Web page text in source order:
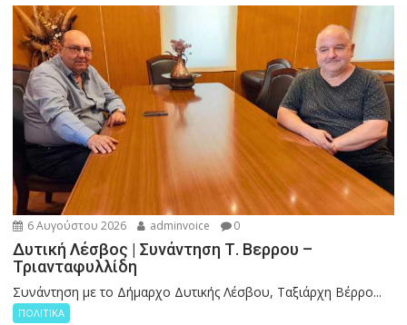
6 Αυγούστου 2026 adminvoice 0
Δυτική Λέσβος | Συνάντηση Τ. Βερρου –
Τριανταφυλλίδη
Συνάντηση με το Δήμαρχο Δυτικής Λέσβου, Ταξιάρχη Βέρρο...
ΠΟΛΙΤΙΚΑ